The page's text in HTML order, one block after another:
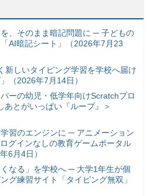
、そのまま暗記問題に ─ 子どもの
AI暗記シート」（2026年7月23
新しいタイピング学習を学校へ届け
（2026年7月14日）
ーの幼児・低学年向けScratchプロ
とがいっぱい『ループ』＞
学習のエンジンに ─ アニメーション
グインなしの教育ゲームポータル
6月4日）
くなる」を学校へ ─ 大学1年生が個
グ練習サイト「タイピング無双」